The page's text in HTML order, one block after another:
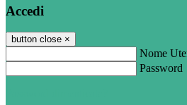
Accedi
button close ×
Nome
Password